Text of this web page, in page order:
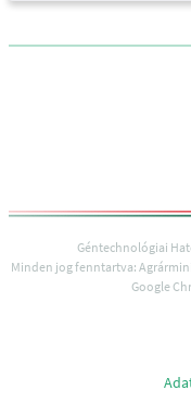
Géntechnológiai
Minden jog fenntartva:
Google